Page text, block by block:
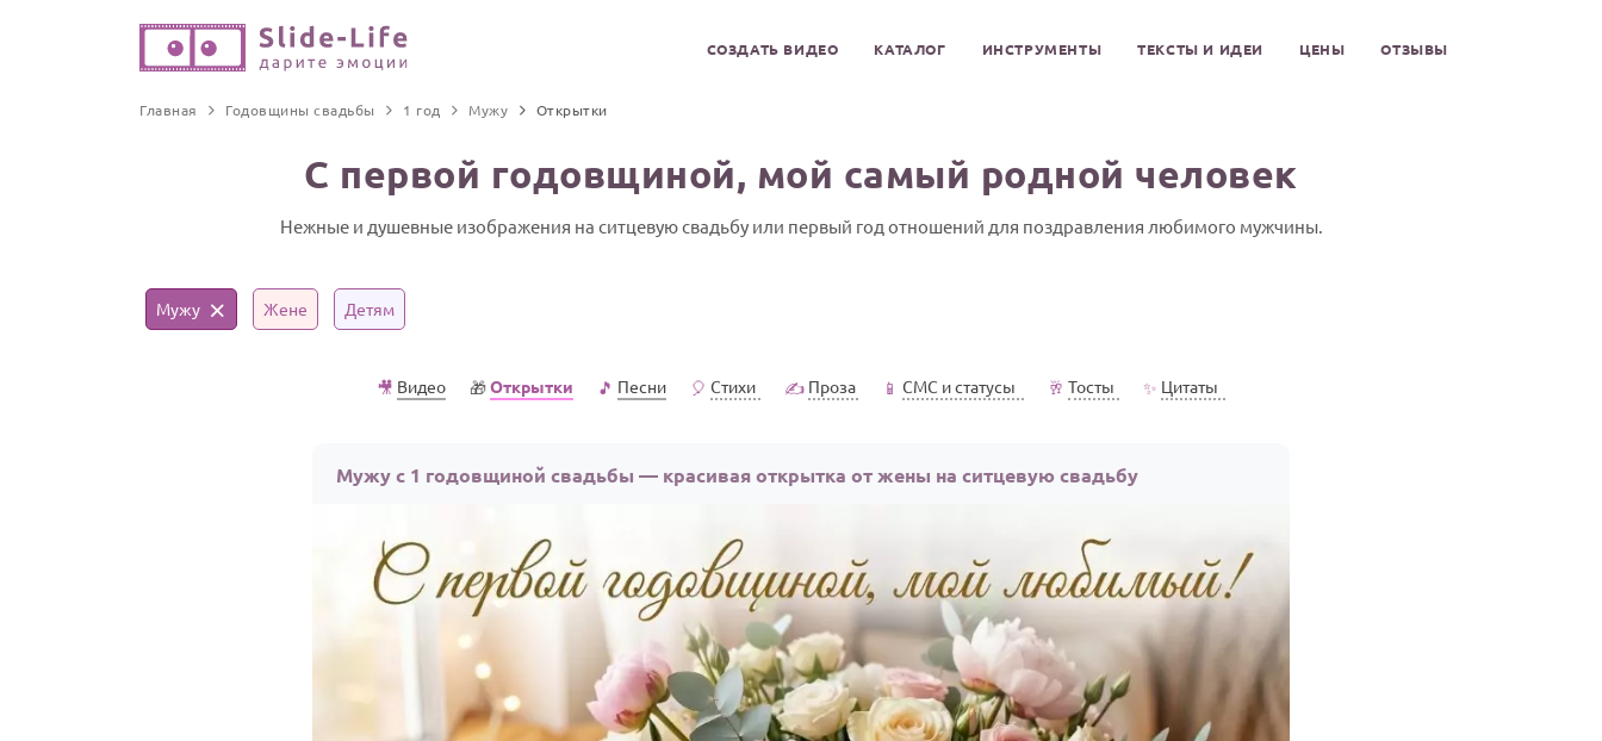
СОЗДАТЬ ВИДЕО КАТАЛОГ ИНСТРУМЕНТЫ ТЕКСТЫ И ИДЕИ ЦЕНЫ ОТЗЫВЫ
Главная Годовщины свадьбы 1 год Мужу Открытки
С первой годовщиной, мой самый родной человек
Нежные и душевные изображения на ситцевую свадьбу или первый год отношений для поздравления любимого мужчины.
Мужу Жене Детям
🎥 Видео 🎁Открытки 🎵 Песни 🎈 Стихи ✍️ Проза 📱 СМС и статусы 🥂 Тосты ✨ Цитаты
Мужу с 1 годовщиной свадьбы — красивая открытка от жены на ситцевую свадьбу